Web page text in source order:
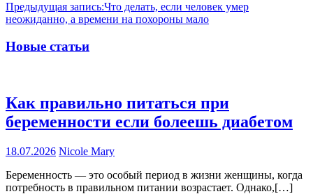
Предыдущая запись:Что делать, если человек умер
неожиданно, а времени на похороны мало
Новые статьи
Как правильно питаться при
беременности если болеешь диабетом
18.07.2026 Nicole Mary
Беременность — это особый период в жизни женщины, когда
потребность в правильном питании возрастает. Однако,[…]